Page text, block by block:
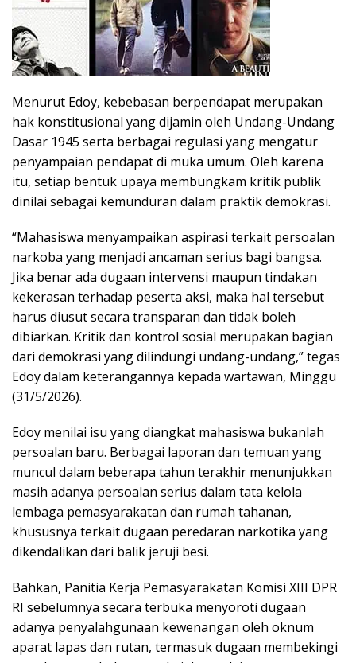
Menurut Edoy, kebebasan berpendapat merupakan
hak konstitusional yang dijamin oleh Undang-Undang
Dasar 1945 serta berbagai regulasi yang mengatur
penyampaian pendapat di muka umum. Oleh karena
itu, setiap bentuk upaya membungkam kritik publik
dinilai sebagai kemunduran dalam praktik demokrasi.
“Mahasiswa menyampaikan aspirasi terkait persoalan
narkoba yang menjadi ancaman serius bagi bangsa.
Jika benar ada dugaan intervensi maupun tindakan
kekerasan terhadap peserta aksi, maka hal tersebut
harus diusut secara transparan dan tidak boleh
dibiarkan. Kritik dan kontrol sosial merupakan bagian
dari demokrasi yang dilindungi undang-undang,” tegas
Edoy dalam keterangannya kepada wartawan, Minggu
(31/5/2026).
Edoy menilai isu yang diangkat mahasiswa bukanlah
persoalan baru. Berbagai laporan dan temuan yang
muncul dalam beberapa tahun terakhir menunjukkan
masih adanya persoalan serius dalam tata kelola
lembaga pemasyarakatan dan rumah tahanan,
khususnya terkait dugaan peredaran narkotika yang
dikendalikan dari balik jeruji besi.
Bahkan, Panitia Kerja Pemasyarakatan Komisi XIII DPR
RI sebelumnya secara terbuka menyoroti dugaan
adanya penyalahgunaan kewenangan oleh oknum
aparat lapas dan rutan, termasuk dugaan membekingi